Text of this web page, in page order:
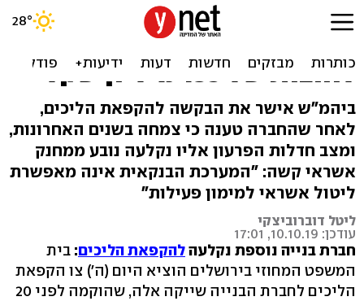
הקפאת הליכים לחברת
הבנייה שייקה אלה; נקלעה
לחובות של 135 מיליון שקל
ביהמ"ש אישר את הבקשה להקפאת הליכים,
לאחר שהחברה טענה כי צמחה בשנים האחרונות,
ומצב חדלות הפרעון אליו נקלעה נובע ממחנק
אשראי קשה: "המערכת הבנקאית אינה מאפשרת
ליטול אשראי למימון פעילות"
ליטל דוברוביצקי
עודכן: 10.10.19, 17:01
חברת בנייה נוספת נקלעהלהקפאת הליכים: בית
המשפט המחוזי בירושלים הוציא היום (ה') צו הקפאת
הליכים לחברת הבנייה שייקה אלה, שהוקמה לפני 20